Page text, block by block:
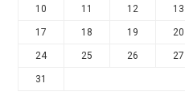
10 11 12 13
17 18 19 20
24 25 26 27
31